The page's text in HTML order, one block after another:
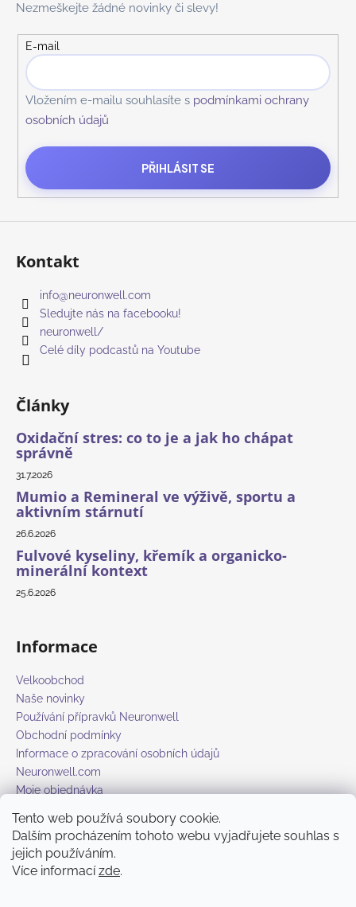
Tento web používá soubory cookie.
Dalším procházením tohoto webu vyjadřujete souhlas s
jejich používáním.
Více informacízde.
Nezmeškejte žádné novinky či slevy!
E-mail
Vložením e-mailu souhlasíte s podmínkami ochrany
osobních údajů
PŘIHLÁSIT SE
Kontakt
info@neuronwell.com
Sledujte nás na facebooku!
neuronwell/
Celé díly podcastů na Youtube
Články
Oxidační stres: co to je a jak ho chápat
správně
31.7.2026
Mumio a Remineral ve výživě, sportu a
aktivním stárnutí
26.6.2026
Fulvové kyseliny, křemík a organicko-
minerální kontext
25.6.2026
Informace
Velkoobchod
Naše novinky
Používání přípravků Neuronwell
Obchodní podmínky
Informace o zpracování osobních údajů
Neuronwell.com
Moje objednávka
Přijímáme online platby